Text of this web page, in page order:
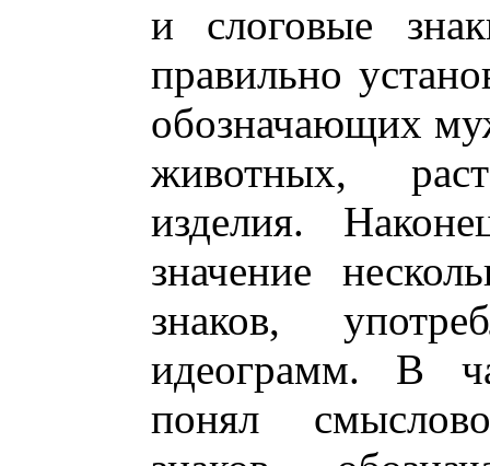
и слоговые
правильно
обозначающих
животных,
изделия.
значение
знаков,
идеограмм. В
понял